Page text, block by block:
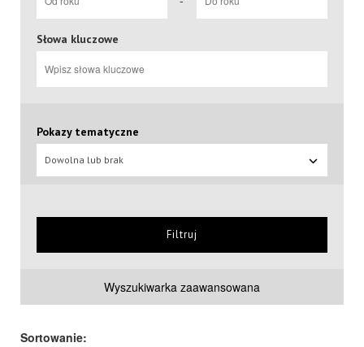
Słowa kluczowe
Pokazy tematyczne
Dowolna lub brak
Filtruj
Wyszukiwarka zaawansowana
Sortowanie: